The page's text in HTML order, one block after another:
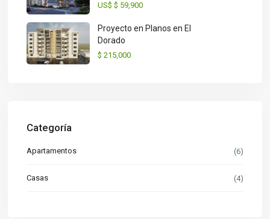
US$ $ 59,900
Proyecto en Planos en El
Dorado
$ 215,000
Categoría
Apartamentos (6)
Casas (4)